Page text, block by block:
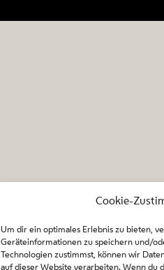
Cookie-
Um dir ein optimales Erlebnis zu bieten,
Geräteinformationen zu speichern und/
Technologien zustimmst, können wir
auf dieser Website verarbeiten. Wenn